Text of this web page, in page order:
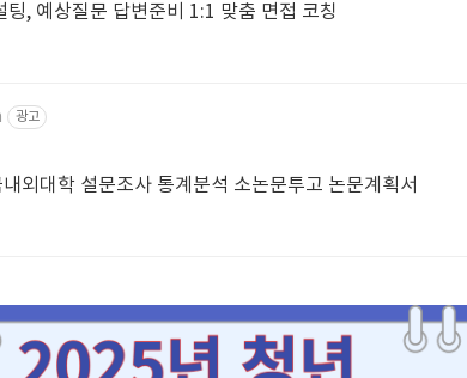
, 예상질문 답변준비 1:1 맞춤 면접 코칭
광고
외대학 설문조사 통계분석 소논문투고 논문계획서